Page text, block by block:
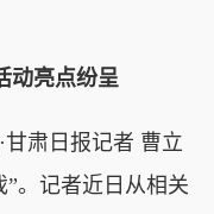
动亮点纷呈
甘肃日报记者 曹立
。记者近日从相关